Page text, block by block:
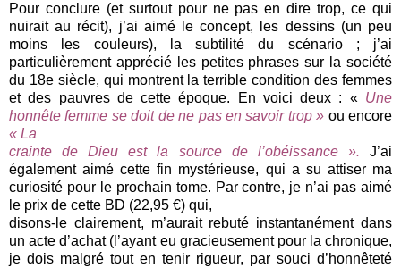
Pour conclure (et surtout pour ne pas en dire trop, ce qui
nuirait au récit), j’ai aimé le concept, les dessins (un peu
moins les couleurs), la subtilité du scénario ; j’ai
particulièrement apprécié les petites phrases sur la société
du 18e siècle, qui montrent la terrible condition des femmes
et des pauvres de cette époque. En voici deux : «Une
honnête femme se doit de ne pas en savoir trop » ou encore
« La
crainte de Dieu est la source de l’obéissance ». J’ai
également aimé cette fin mystérieuse, qui a su attiser ma
curiosité pour le prochain tome. Par contre, je n’ai pas aimé
le prix de cette BD (22,95 €) qui,
disons-le clairement, m’aurait rebuté instantanément dans
un acte d’achat (l’ayant eu gracieusement pour la chronique,
je dois malgré tout en tenir rigueur, par souci d’honnêteté